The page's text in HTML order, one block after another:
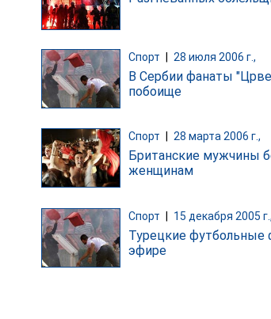
Спорт 28 июля 2006 г.,
В Сербии фанаты
побоище
Спорт 28 марта 2006 г.,
Британские мужчины
женщинам
Спорт | 15 декабря 2005 г.,
Турецкие футбольные
эфире